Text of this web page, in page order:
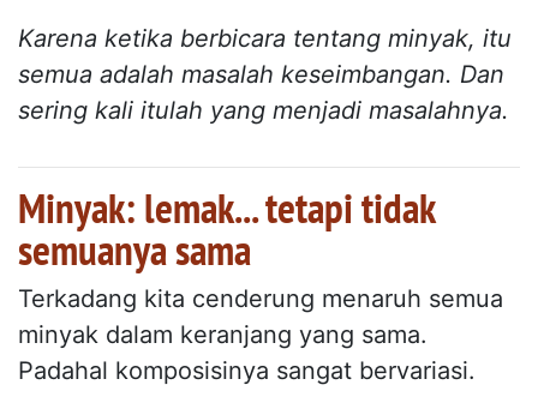
Karena ketika berbicara tentang minyak, itu
semua adalah masalah keseimbangan. Dan
sering kali itulah yang menjadi masalahnya.
Minyak: lemak... tetapi tidak
semuanya sama
Terkadang kita cenderung menaruh semua
minyak dalam keranjang yang sama.
Padahal komposisinya sangat bervariasi.